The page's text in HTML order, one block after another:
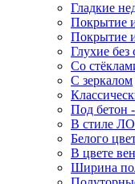
Гладкие
Покрытие
Покрытие
Глухие без
Со
С зеркалом
Под
В стиле
Белого
В цвете
Ширина